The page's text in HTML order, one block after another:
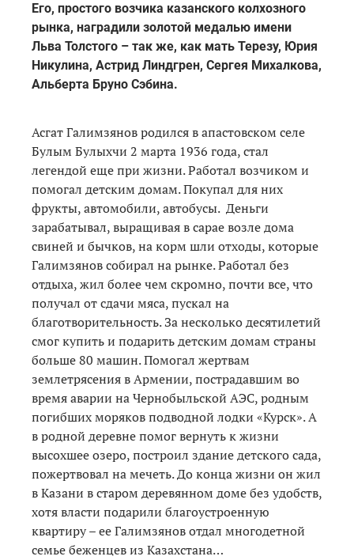
Его, простого возчика казанского колхозного
рынка, наградили золотой медалью имени
Льва Толстого – так же, как мать Терезу, Юрия
Никулина, Астрид Линдгрен, Сергея Михалкова,
Альберта Бруно Сэбина.
Асгат Галимзянов родился в апастовском селе
Булым Булыхчи 2 марта 1936 года, стал
легендой еще при жизни. Работал возчиком и
помогал детским домам. Покупал для них
фрукты, автомобили, автобусы. Деньги
зарабатывал, выращивая в сарае возле дома
свиней и бычков, на корм шли отходы, которые
Галимзянов собирал на рынке. Работал без
отдыха, жил более чем скромно, почти все, что
получал от сдачи мяса, пускал на
благотворительность. За несколько десятилетий
смог купить и подарить детским домам страны
больше 80 машин. Помогал жертвам
землетрясения в Армении, пострадавшим во
время аварии на Чернобыльской АЭС, родным
погибших моряков подводной лодки «Курск». А
в родной деревне помог вернуть к жизни
высохшее озеро, построил здание детского сада,
пожертвовал на мечеть. До конца жизни он жил
в Казани в старом деревянном доме без удобств,
хотя власти подарили благоустроенную
квартиру – ее Галимзянов отдал многодетной
семье беженцев из Казахстана…